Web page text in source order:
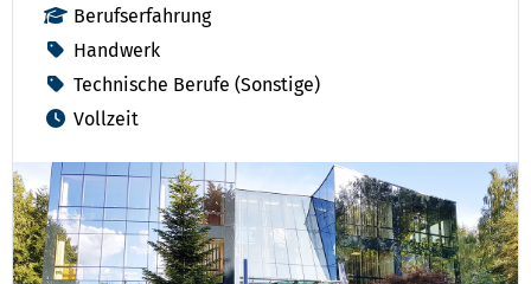
Berufserfahrung
Handwerk
Technische Berufe (Sonstige)
Vollzeit